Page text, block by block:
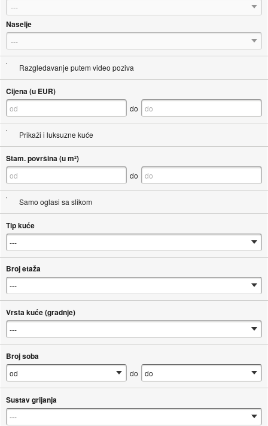
---
Naselje
---
Razgledavanje putem video poziva
Cijena (u EUR)
do
Prikaži i luksuzne kuće
Stam. površina (u m²)
do
Samo oglasi sa slikom
Tip kuće
Broj etaža
Vrsta kuće (gradnje)
Broj soba
do
Sustav grijanja